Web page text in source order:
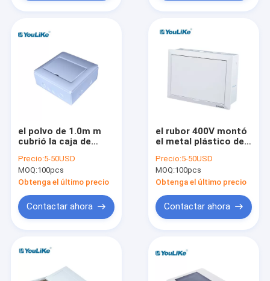
el polvo de 1.0m m
cubrió la caja de
de MCB, caja de
disyuntor miniatura
Precio:5-50USD
MOQ:100pcs
Obtenga el último precio
Contactar ahora
el rubor 400V montó
el metal plástico de
manera de la caja 12
de MCB
Precio:5-50USD
MOQ:100pcs
Obtenga el último precio
Contactar ahora